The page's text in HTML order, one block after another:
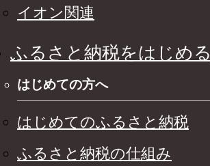
イオン関連
ふるさと納税をはじめる
はじめての方へ
はじめてのふるさと納税
ふるさと納税の仕組み